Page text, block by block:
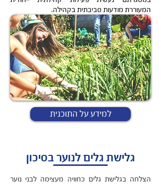
המעוררת מודעות סביבתית בקהילה.
למידע על התוכנית
גלישת גלים לנוער בסיכון
הצלחה בגלישת גלים כחוויה מעצימה לבני נוער